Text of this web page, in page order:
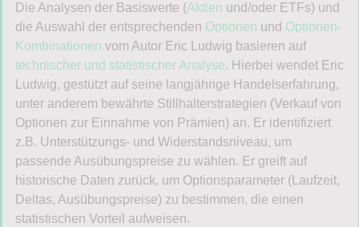
Die Analysen der Basiswerte (Aktien und/oder ETFs) und
die Auswahl der entsprechenden Optionen und Optionen-
Kombinationen vom Autor Eric Ludwig basieren auf
technischer und statistischer Analyse. Hierbei wendet Eric
Ludwig, gestützt auf seine langjährige Handelserfahrung,
unter anderem bewährte Stillhalterstrategien (Verkauf von
Optionen zur Einnahme von Prämien) an. Er identifiziert
z.B. Unterstützungs- und Widerstandsniveau, um
passende Ausübungspreise zu wählen. Er greift auf
historische Daten zurück, um Optionsparameter (Laufzeit,
Deltas, Ausübungspreise) zu bestimmen, die einen
statistischen Vorteil aufweisen.